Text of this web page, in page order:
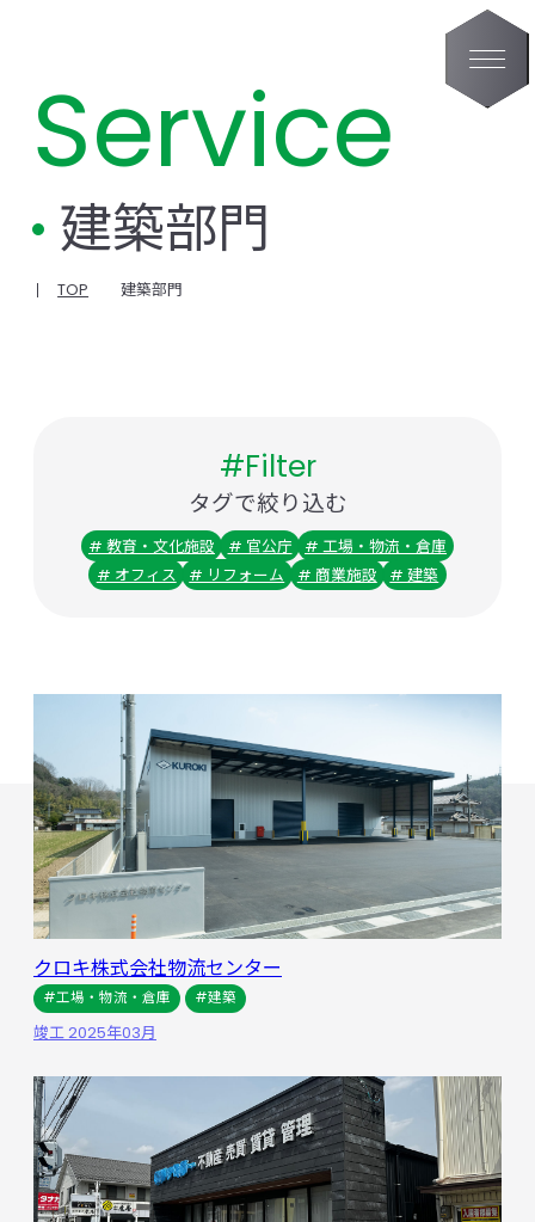
Service
建築部門
TOP 建築部門
#Filter
タグで絞り込む
# 教育・文化施設 # 官公庁
# 工場・物流・倉庫
# オフィス
# リフォーム # 商業施設 # 建築
クロキ株式会社物流センター
#工場・物流・倉庫 #建築
竣工 2025年03月